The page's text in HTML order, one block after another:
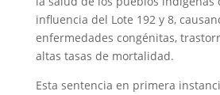
influencia del Lote 192 y 8,
enfermedades congénitas,
altas tasas de mortalidad.
Esta sentencia en primera